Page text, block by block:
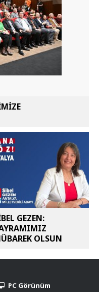
GEZEN:
OLSUN
PC Görünüm